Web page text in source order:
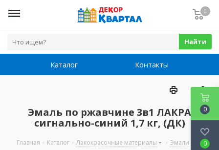
0
Найти
Каталог Контакты
Эмаль по ржавчине 3в1 ЛАКРА
сигнально-синий 1,7 кг, (ДК)
Главная - Каталог - Лакокрасочные материалы - Эмали
0
0